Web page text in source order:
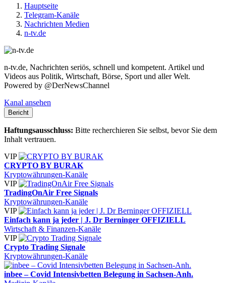
Hauptseite
Telegram-Kanäle
Nachrichten Medien
n-tv.de
n-tv.de, Nachrichten seriös, schnell und kompetent. Artikel und
Videos aus Politik, Wirtschaft, Börse, Sport und aller Welt.
Powered by @DerNewsChannel
Kanal ansehen
Bericht
Haftungsausschluss: Bitte recherchieren Sie selbst, bevor Sie dem
Inhalt vertrauen.
VIP
CRYPTO BY BURAK
Kryptowährungen-Kanäle
VIP
TradingOnAir Free Signals
Kryptowährungen-Kanäle
VIP
Einfach kann ja jeder | J. Dr Berninger OFFIZIELL
Wirtschaft & Finanzen-Kanäle
VIP
Crypto Trading Signale
Kryptowährungen-Kanäle
inbee – Covid Intensivbetten Belegung in Sachsen-Anh.